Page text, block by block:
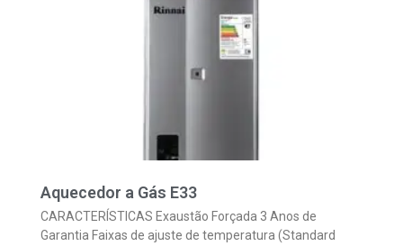
Aquecedor a Gás E33
CARACTERÍSTICAS Exaustão Forçada 3 Anos de
Garantia Faixas de ajuste de temperatura (Standard